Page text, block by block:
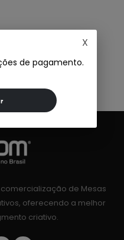
de Mesas
oferecendo a melhor
criativo.
de pagamento.
X